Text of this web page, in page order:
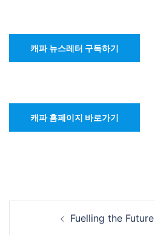
캐파 뉴스레터 구독하기
캐파 홈페이지 바로가기
navigationFuelling the